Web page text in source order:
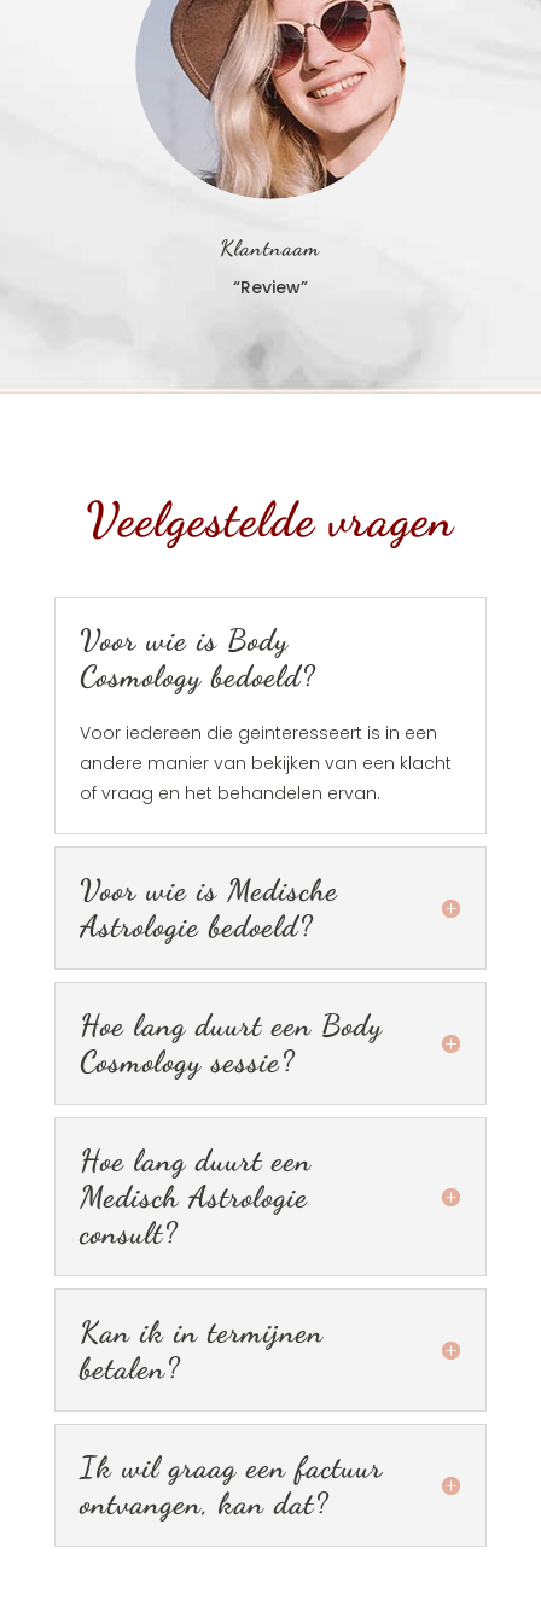
Klantnaam
“Review”
Veelgestelde vragen
Voor wie is Body
Cosmology bedoeld?
Voor iedereen die geinteresseert is in een
andere manier van bekijken van een klacht
of vraag en het behandelen ervan.
Voor wie is Medische
Astrologie bedoeld?
Hoe lang duurt een Body
Cosmology sessie?
Hoe lang duurt een
Medisch Astrologie
consult?
Kan ik in termijnen
betalen?
Ik wil graag een factuur
ontvangen, kan dat?